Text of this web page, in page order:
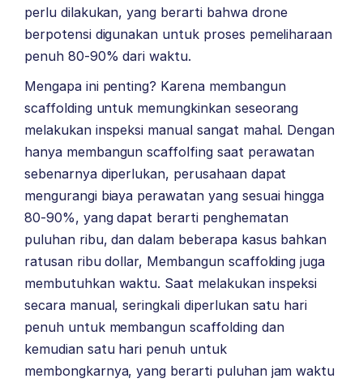
perlu dilakukan, yang berarti bahwa drone
berpotensi digunakan untuk proses pemeliharaan
penuh 80-90% dari waktu.
Mengapa ini penting? Karena membangun
scaffolding untuk memungkinkan seseorang
melakukan inspeksi manual sangat mahal. Dengan
hanya membangun scaffolfing saat perawatan
sebenarnya diperlukan, perusahaan dapat
mengurangi biaya perawatan yang sesuai hingga
80-90%, yang dapat berarti penghematan
puluhan ribu, dan dalam beberapa kasus bahkan
ratusan ribu dollar, Membangun scaffolding juga
membutuhkan waktu. Saat melakukan inspeksi
secara manual, seringkali diperlukan satu hari
penuh untuk membangun scaffolding dan
kemudian satu hari penuh untuk
membongkarnya, yang berarti puluhan jam waktu